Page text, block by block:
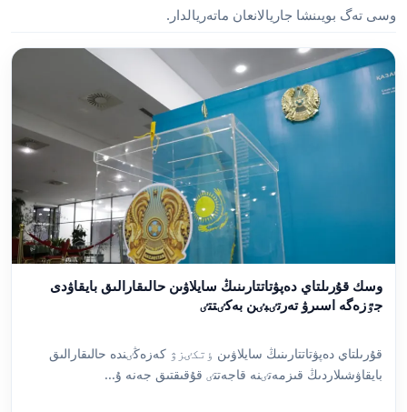
وسى تەگ بويىنشا جاريالانعان ماتەريالدار.
وسك قۇرىلتاي دەپۋتاتتارىنىڭ سايلاۋىن حالىقارالىق بايقاۋدى
جٷزەگە اسىرۋ تەرتٸبٸن بەكٸتتٸ
قۇرىلتاي دەپۋتاتتارىنىڭ سايلاۋىن ٶتكٸزۋ كەزەڭٸندە حالىقارالىق
بايقاۋشىلاردىڭ قىزمەتٸنە قاجەتتٸ قۇقىقتىق جەنە ۇ...